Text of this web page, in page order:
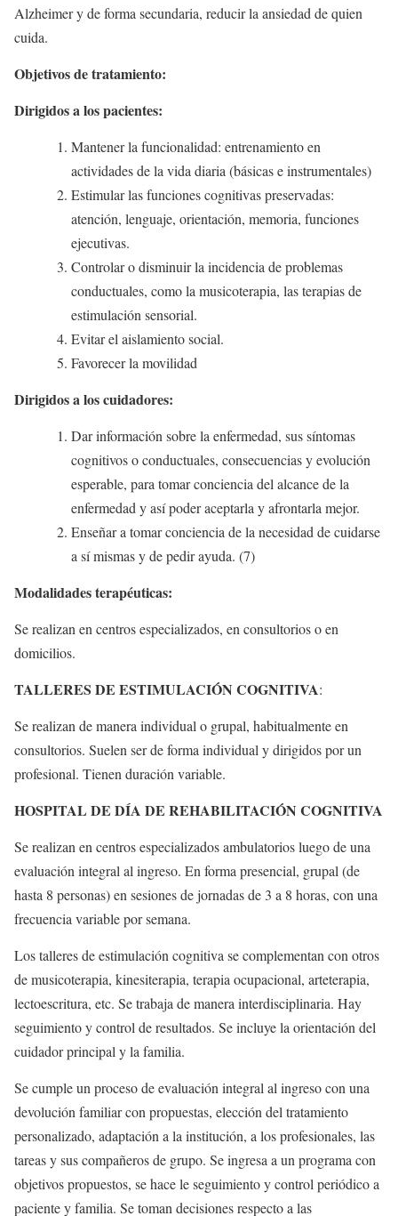
Alzheimer y de forma secundaria, reducir la ansiedad de quien
cuida.
Objetivos de tratamiento:
Dirigidos a los pacientes:
Mantener la funcionalidad: entrenamiento en
actividades de la vida diaria (básicas e instrumentales)
Estimular las funciones cognitivas preservadas:
atención, lenguaje, orientación, memoria, funciones
ejecutivas.
Controlar o disminuir la incidencia de problemas
conductuales, como la musicoterapia, las terapias de
estimulación sensorial.
Evitar el aislamiento social.
Favorecer la movilidad
Dirigidos a los cuidadores:
Dar información sobre la enfermedad, sus síntomas
cognitivos o conductuales, consecuencias y evolución
esperable, para tomar conciencia del alcance de la
enfermedad y así poder aceptarla y afrontarla mejor.
Enseñar a tomar conciencia de la necesidad de cuidarse
a sí mismas y de pedir ayuda. (7)
Modalidades terapéuticas:
Se realizan en centros especializados, en consultorios o en
domicilios.
TALLERES DE ESTIMULACIÓN COGNITIVA:
Se realizan de manera individual o grupal, habitualmente en
consultorios. Suelen ser de forma individual y dirigidos por un
profesional. Tienen duración variable.
HOSPITAL DE DÍA DE REHABILITACIÓN COGNITIVA
Se realizan en centros especializados ambulatorios luego de una
evaluación integral al ingreso. En forma presencial, grupal (de
hasta 8 personas) en sesiones de jornadas de 3 a 8 horas, con una
frecuencia variable por semana.
Los talleres de estimulación cognitiva se complementan con otros
de musicoterapia, kinesiterapia, terapia ocupacional, arteterapia,
lectoescritura, etc. Se trabaja de manera interdisciplinaria. Hay
seguimiento y control de resultados. Se incluye la orientación del
cuidador principal y la familia.
Se cumple un proceso de evaluación integral al ingreso con una
devolución familiar con propuestas, elección del tratamiento
personalizado, adaptación a la institución, a los profesionales, las
tareas y sus compañeros de grupo. Se ingresa a un programa con
objetivos propuestos, se hace le seguimiento y control periódico a
paciente y familia. Se toman decisiones respecto a las